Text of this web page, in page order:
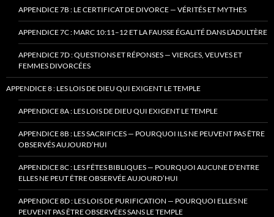
APPENDICE 7B : LE CERTIFICAT DE DIVORCE — VÉRITÉS ET MYTHES
APPENDICE 7C : MARC 10:11–12 ET LA FAUSSE ÉGALITÉ DANS L’ADULTÈRE
APPENDICE 7D : QUESTIONS ET RÉPONSES — VIERGES, VEUVES ET
FEMMES DIVORCÉES
APPENDICE 8 : LES LOIS DE DIEU QUI EXIGENT LE TEMPLE
APPENDICE 8A : LES LOIS DE DIEU QUI EXIGENT LE TEMPLE
APPENDICE 8B : LES SACRIFICES — POURQUOI ILS NE PEUVENT PAS ÊTRE
OBSERVÉS AUJOURD’HUI
APPENDICE 8C : LES FÊTES BIBLIQUES — POURQUOI AUCUNE D’ENTRE
ELLES NE PEUT ÊTRE OBSERVÉE AUJOURD’HUI
APPENDICE 8D : LES LOIS DE PURIFICATION — POURQUOI ELLES NE
PEUVENT PAS ÊTRE OBSERVÉES SANS LE TEMPLE